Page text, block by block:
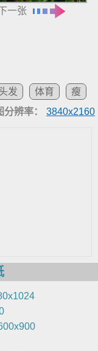
一张
发 体育
瘦
分辨率：
3840x2160